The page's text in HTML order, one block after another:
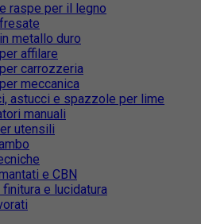
raspe per il legno
metallo duro
affilare
carrozzeria
meccanica
astucci e spazzole per lime
manuali
utensili
e CBN
e lucidatura